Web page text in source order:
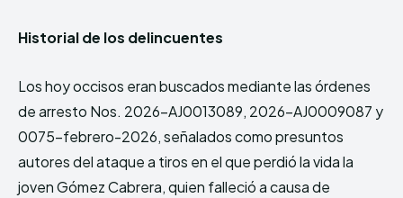
Historial de los delincuentes
Los hoy occisos eran buscados mediante las órdenes
de arresto Nos. 2026-AJ0013089, 2026-AJ0009087 y
0075-febrero-2026, señalados como presuntos
autores del ataque a tiros en el que perdió la vida la
joven Gómez Cabrera, quien falleció a causa de